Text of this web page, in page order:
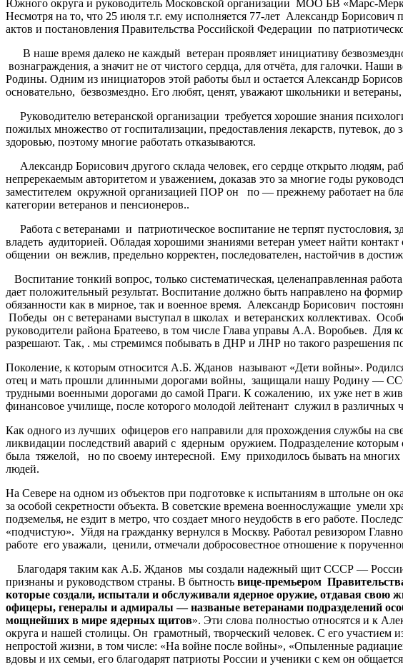
Южного округа и руководитель Московской организации МОО БВ «Марс-
Несмотря на то, что 25 июля т.г. ему исполняется 77-лет Александр
актов и постановления Правительства Российской Федерации по
В наше время далеко не каждый ветеран проявляет инициативу
вознаграждения, а значит не от чистого сердца, для отчёта, для галочки.
Родины. Одним из инициаторов этой работы был и остается Александр
основательно, безвозмездно. Его любят, ценят, уважают школьники и
Руководителю ветеранской организации требуется хорошие знания
пожилых множество от госпитализации, предоставления лекарств, путевок,
здоровью, поэтому многие работать отказываются.
Александр Борисович другого склада человек, его сердце открыто людям,
непререкаемым авторитетом и уважением, доказав это за многие годы
заместителем окружной организацией ПОР он по — прежнему работает на
категории ветеранов и пенсионеров..
Работа с ветеранами и патриотическое воспитание не терпят пустословия,
владеть аудиторией. Обладая хорошими знаниями ветеран умеет найти
общении он вежлив, предельно корректен, последователен, настойчив в
Воспитание тонкий вопрос, только систематическая, целенаправленная
дает положительный результат. Воспитание должно быть направлено на
обязанности как в мирное, так и военное время. Александр Борисович
Победы он с ветеранами выступал в школах и ветеранских коллективах.
руководители района Братеево, в том числе Глава управы А.А. Воробьев. Для
разрешают. Так, . мы стремимся побывать в ДНР и ЛНР но такого разрешения
Поколение, к которым относится А.Б. Жданов называют «Дети войны».
отец и мать прошли длинными дорогами войны, защищали нашу Родину —
трудными военными дорогами до самой Праги. К сожалению, их уже нет в
финансовое училище, после которого молодой лейтенант служил в различных
Как одного из лучших офицеров его направили для прохождения службы на
ликвидации последствий аварий с ядерным оружием. Подразделение
была тяжелой, но по своему интересной. Ему приходилось бывать на
людей.
На Севере на одном из объектов при подготовке к испытаниям в штольне он
за особой секретности объекта. В советские времена военнослужащие
подземелья, не ездит в метро, что создает много неудобств в его работе.
«подчистую». Уйдя на гражданку вернулся в Москву. Работал ревизором
работе его уважали, ценили, отмечали добросовестное отношение к
Благодаря таким как А.Б. Жданов мы создали надежный щит СССР —
признаны и руководством страны. В бытность вице-премьером
которые создали, испытали и обслуживали ядерное оружие, отдавая
офицеры, генералы и адмиралы — названые ветеранами подразделений
мощнейших в мире ядерных щитов». Эти слова полностью относятся и к
округа и нашей столицы. Он грамотный, творческий человек. С его участием
непростой жизни, в том числе: «На войне после войны», «Опыленные
вдовы и их семьи, его благодарят патриоты России и ученики с кем он